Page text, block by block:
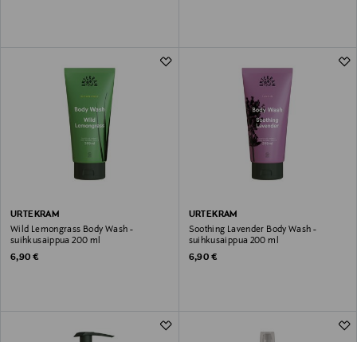
URTEKRAM
Wild Lemongrass Body Wash -
suihkusaippua 200 ml
Original Price
6,90 €
URTEKRAM
Soothing Lavender Body Wash -
suihkusaippua 200 ml
Original Price
6,90 €